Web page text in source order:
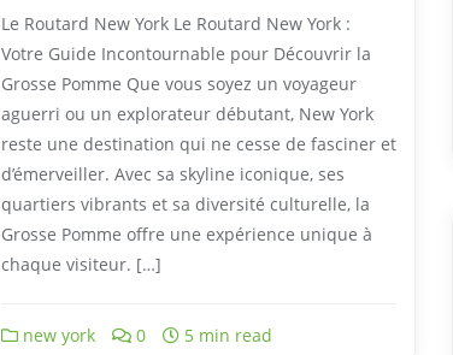
Le Routard New York Le Routard New York :
Votre Guide Incontournable pour Découvrir la
Grosse Pomme Que vous soyez un voyageur
aguerri ou un explorateur débutant, New York
reste une destination qui ne cesse de fasciner et
d’émerveiller. Avec sa skyline iconique, ses
quartiers vibrants et sa diversité culturelle, la
Grosse Pomme offre une expérience unique à
chaque visiteur. […]
new york 0 5 min read